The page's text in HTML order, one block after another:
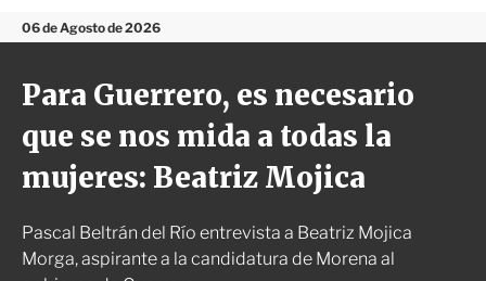
n
ú
06 de Agosto de 2026
l
i
o
r
Para Guerrero, es necesario
que se nos mida a todas la
mujeres: Beatriz Mojica
Pascal Beltrán del Río entrevista a Beatriz Mojica
Morga, aspirante a la candidatura de Morena al